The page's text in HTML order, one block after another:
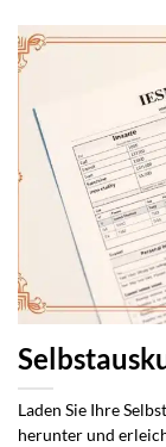
Laden Sie Ihre
herunter und